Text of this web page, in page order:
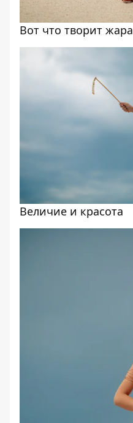
Вот что творит жара
Величие и красота